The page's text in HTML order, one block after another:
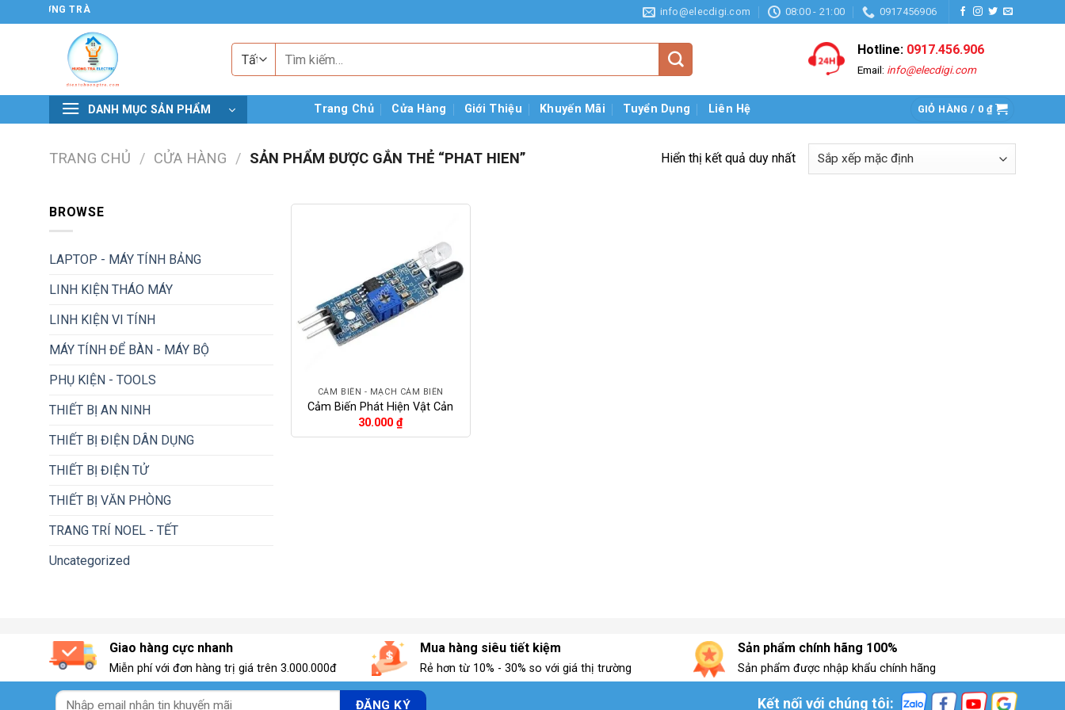
đến
HƯƠNG TRÀ info@elecdigi.com 08:00 - 21:00 0917456906
kiếm:
Hotline: 0917.456.906
Email: info@elecdigi.com
DANH MỤC SẢN PHẨM Trang Chủ Cửa Hàng Giới Thiệu Khuyến Mãi Tuyển Dụng Liên Hệ GIỎ HÀNG / 0 ₫
TRANG CHỦ / CỬA HÀNG / SẢN PHẨM ĐƯỢC GẮN THẺ “PHAT HIEN” Hiển thị kết quả duy nhất
BROWSE
LAPTOP - MÁY TÍNH BẢNG
LINH KIỆN THÁO MÁY
LINH KIỆN VI TÍNH
MÁY TÍNH ĐỂ BÀN - MÁY BỘ
PHỤ KIỆN - TOOLS
THIẾT BỊ AN NINH
THIẾT BỊ ĐIỆN DÂN DỤNG
THIẾT BỊ ĐIỆN TỬ
THIẾT BỊ VĂN PHÒNG
TRANG TRÍ NOEL - TẾT
Uncategorized
CẢM BIẾN - MẠCH CẢM BIẾN
Cảm Biến Phát Hiện Vật Cản
30.000₫
Giao hàng cực nhanh
Miễn phí với đơn hàng trị giá trên 3.000.000đ
Mua hàng siêu tiết kiệm
Rẻ hơn từ 10% - 30% so với giá thị trường
Sản phẩm chính hãng 100%
Sản phẩm được nhập khẩu chính hãng
Kết nối với chúng tôi: